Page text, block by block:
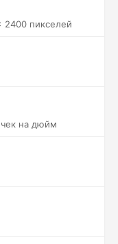
2400 пикселей
на дюйм